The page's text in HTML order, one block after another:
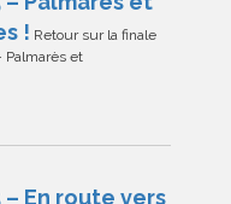
! Retour sur la finale
Palmarès et
– En route vers